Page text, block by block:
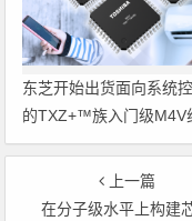
东芝开始出货面向系统
的TXZ+™族入门级M4V
载Arm Cortex‑M4内核
控制器）工程样品
上一篇
在分子级水平上构建